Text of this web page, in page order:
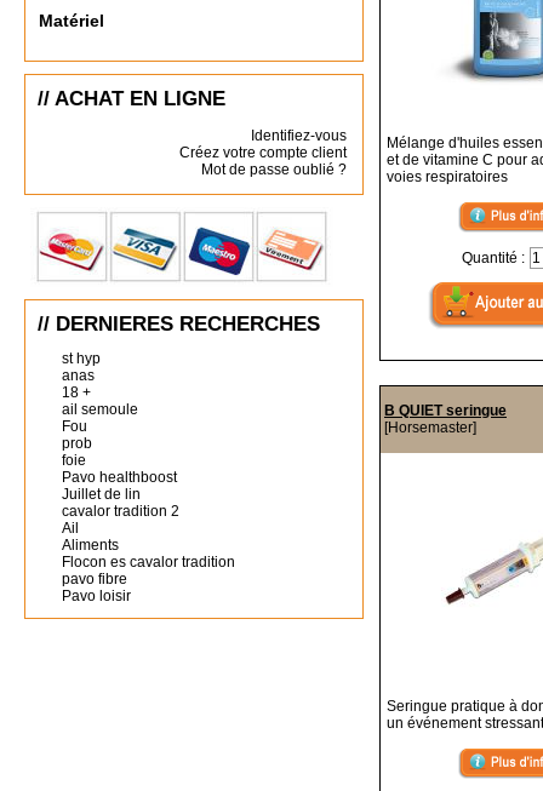
Matériel
// ACHAT EN LIGNE
Identifiez-vous
Créez votre compte client
Mot de passe oublié ?
// DERNIERES RECHERCHES
st hyp
anas
18 +
ail semoule
Fou
prob
foie
Pavo healthboost
Juillet de lin
cavalor tradition 2
Ail
Aliments
Flocon es cavalor tradition
pavo fibre
Pavo loisir
Mélange d'huiles
et de vitamine C pour
voies respiratoires
Quantité :
B QUIET seringue
[Horsemaster]
Seringue pratique à
un événement stressant